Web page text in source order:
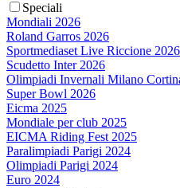
Speciali
Mondiali 2026
Roland Garros 2026
Sportmediaset Live Riccione 2026
Scudetto Inter 2026
Olimpiadi Invernali Milano
Super Bowl 2026
Eicma 2025
Mondiale per club 2025
EICMA Riding Fest 2025
Paralimpiadi Parigi 2024
Olimpiadi Parigi 2024
Euro 2024